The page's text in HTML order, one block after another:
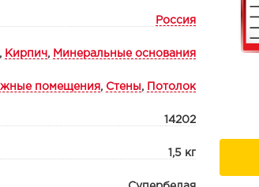
Россия
, Кирпич, Минеральные основания
помещения, Стены, Потолок
14202
1,5 кг